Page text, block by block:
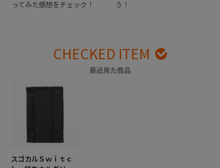
ってみた感想をチェック！
う！
CHECKED ITEM
最近見た商品
スゴカルＳｗｉｔｃ